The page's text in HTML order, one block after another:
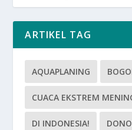
ARTIKEL TAG
AQUAPLANING
CUACA EKSTREM
DI INDONESIA!